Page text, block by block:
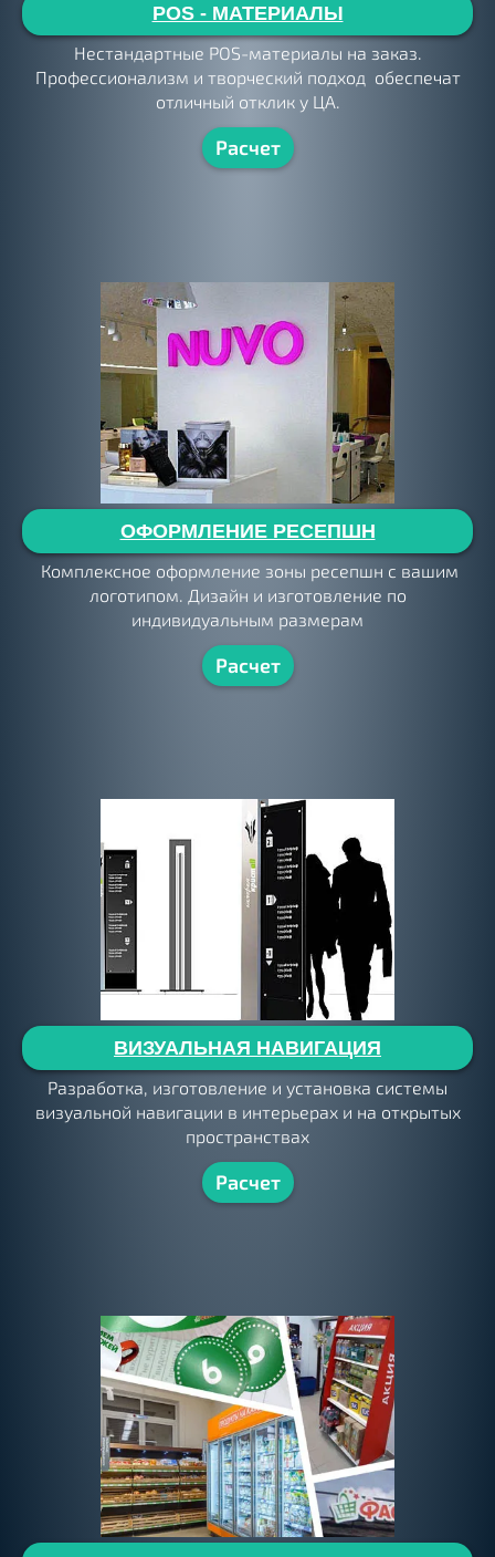
POS - МАТЕРИАЛЫ
Нестандартные POS-материалы на заказ.
Профессионализм и творческий подход обеспечат
отличный отклик у ЦА.
Расчет
ОФОРМЛЕНИЕ РЕСЕПШН
Комплексное оформление зоны ресепшн с вашим
логотипом. Дизайн и изготовление по
индивидуальным размерам
Расчет
ВИЗУАЛЬНАЯ НАВИГАЦИЯ
Разработка, изготовление и установка системы
визуальной навигации в интерьерах и на открытых
пространствах
Расчет